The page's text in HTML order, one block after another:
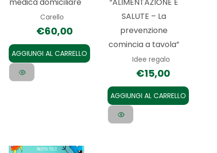
medica domiciliare
Carello
€60,00
AGGIUNGI AL CARRELLO
“ALIMENTAZIONE E
SALUTE – La
prevenzione
comincia a tavola”
Idee regalo
€15,00
AGGIUNGI AL CARRELLO